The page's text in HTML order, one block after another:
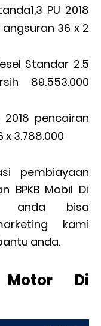
PU 2018
36 x 2
Standar 2.5
89.553.000
2018 pencairan
x 3.788.000
pembiayaan
BPKB Mobil Di
anda bisa
kami
anda.
Motor Di